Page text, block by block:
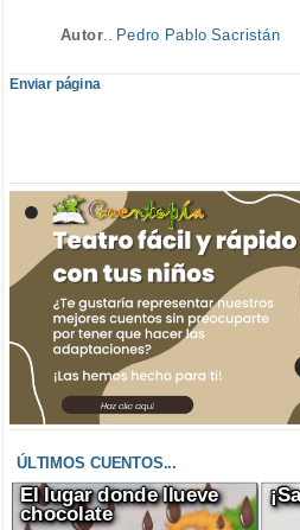
Autor.. Pedro Pablo Sacristán
Enviar página
ÚLTIMOS CUENTOS...
El lugar donde llueve
chocolate